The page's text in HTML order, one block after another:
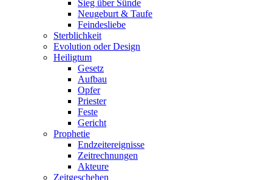
Sieg über Sünde
Neugeburt & Taufe
Feindesliebe
Sterblichkeit
Evolution oder Design
Heiligtum
Gesetz
Aufbau
Opfer
Priester
Feste
Gericht
Prophetie
Endzeitereignisse
Zeitrechnungen
Akteure
Zeitgeschehen